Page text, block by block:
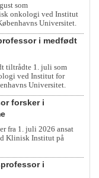
som
onkologi ved Institut
Universitet.
i medfødt
tiltrådte 1. juli som
ved Institut for
Universitet.
forsker i
fra 1. juli 2026 ansat
Klinisk Institut på
i